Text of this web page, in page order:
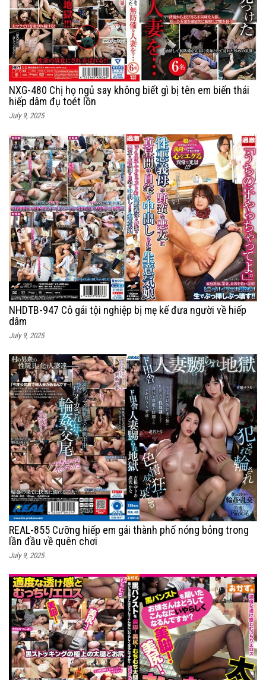
NXG-480 Chị họ ngủ say không biết gì bị tên em biến thái
hiếp dâm đụ toét lồn
July 9, 2025
NHDTB-947 Cô gái tội nghiệp bị mẹ kế đưa người về hiếp
dâm
July 9, 2025
REAL-855 Cưỡng hiếp em gái thành phố nóng bỏng trong
lần đầu về quên chơi
July 9, 2025